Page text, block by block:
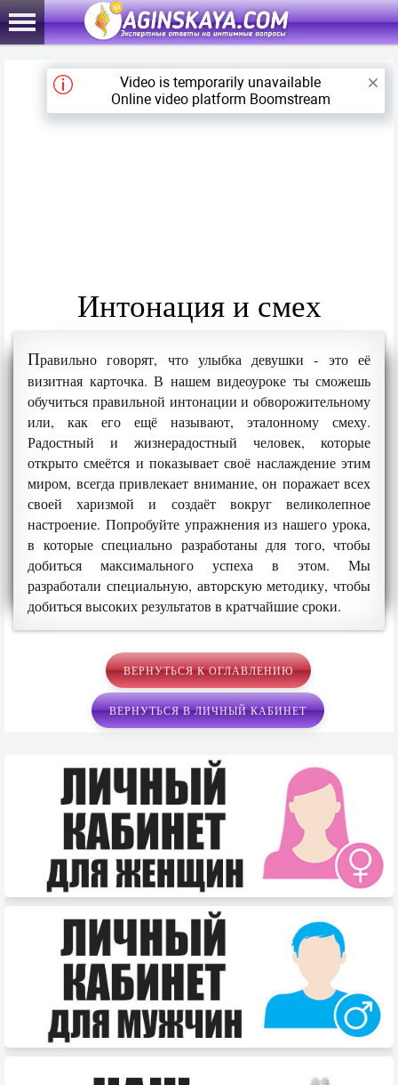
Интонация и смех
Правильно говорят, что улыбка девушки - это её
визитная карточка. В нашем видеоуроке ты сможешь
обучиться правильной интонации и обворожительному
или, как его ещё называют, эталонному смеху.
Радостный и жизнерадостный человек, которые
открыто смеётся и показывает своё наслаждение этим
миром, всегда привлекает внимание, он поражает всех
своей харизмой и создаёт вокруг великолепное
настроение. Попробуйте упражнения из нашего урока,
в которые специально разработаны для того, чтобы
добиться максимального успеха в этом. Мы
разработали специальную, авторскую методику, чтобы
добиться высоких результатов в кратчайшие сроки.
ВЕРНУТЬСЯ К ОГЛАВЛЕНИЮ
ВЕРНУТЬСЯ В ЛИЧНЫЙ КАБИНЕТ